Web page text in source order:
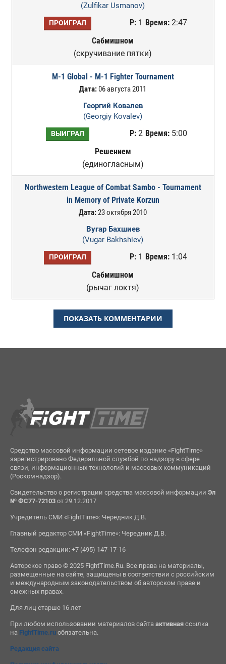
(Zulfikar Usmanov)
ПРОИГРАЛ Р:1 Время:2:47
Сабмишном
(скручивание пятки)
M-1 Global - M-1 Fighter Tournament
Дата:06 августа 2011
Георгий Ковалев
(Georgiy Kovalev)
ВЫИГРАЛ Р:2 Время:5:00
Решением
(единогласным)
Northwestern League of Combat Sambo - Tournament
in Memory of Private Korzun
Дата:23 октября 2010
Вугар Бахшиев
(Vugar Bakhshiev)
ПРОИГРАЛ Р:1 Время:1:04
Сабмишном
(рычаг локтя)
ПОКАЗАТЬ КОММЕНТАРИИ
Средство массовой информации сетевое издание «FightTime»
зарегистрировано Федеральной службой по надзору в сфере
связи, информационных технологий и массовых коммуникаций
(Роскомнадзор).
Свидетельство о регистрации средства массовой информации Эл
№ ФС77-72103от 29.12.2017
Учредитель СМИ «FightTime»: Чередник Д.В.
Главный редактор СМИ «FightTime»: Чередник Д.В.
Телефон редакции: +7 (495) 147-17-16
Авторское право © 2025 FightTime.Ru. Все права на материалы,
размещенные на сайте, защищены в соответствии с российским
и международным законодательством об авторском праве и
смежных правах.
Для лиц старше 16 лет
При любом использовании материалов сайта активнаяссылка
на FightTime.ruобязательна.
Редакция сайта